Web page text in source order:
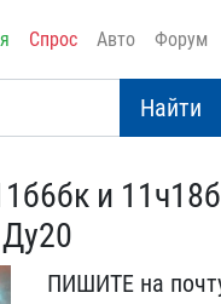
Спрос Авто Форум
Найти
и
ПИШИТЕ на